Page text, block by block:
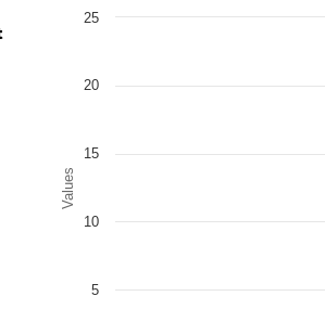
Chart
Bar chart with 2 data series.
Values
5
10
15
20
25